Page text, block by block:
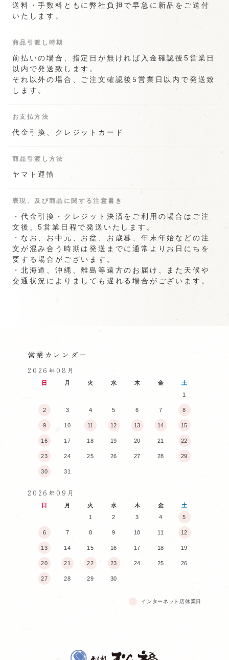
送料・手数料ともに弊社負担で早急に新品をご送付
いたします。
商品引渡し時期
前払いの場合、指定日が無ければ入金確認後5営業日
以内で発送致します。
それ以外の場合、ご注文確認後5営業日以内で発送致
します。
お支払方法
代金引換、クレジットカード
商品引渡し方法
ヤマト運輸
表現、及び商品に関する注意書き
・代⾦引換・クレジット決済をご利⽤の場合はご注
⽂後、5営業⽇程で発送いたします。
・なお、お中元、お盆、お歳暮、年末年始などの注
⽂が混み合う時期は発送までに通常よりお⽇にちを
要する場合がございます。
・北海道、沖縄、離島等遠方のお届け、また天候や
交通状況によりましても遅れる場合がございます。
営業カレンダー
2026年08月
日 月 火 水 木 金
土
1
2 3 4 5 6 7 8
9 10 11 12 13 14 15
16 17 18 19 20 21 22
23 24 25 26 27 28 29
30 31
2026年09月
日 月 火 水 木 金
土
1
2 3 4 5
6 7 8 9 10 11 12
13 14 15 16 17 18 19
20 21 22 23 24 25 26
27 28 29 30
インターネット店休業日